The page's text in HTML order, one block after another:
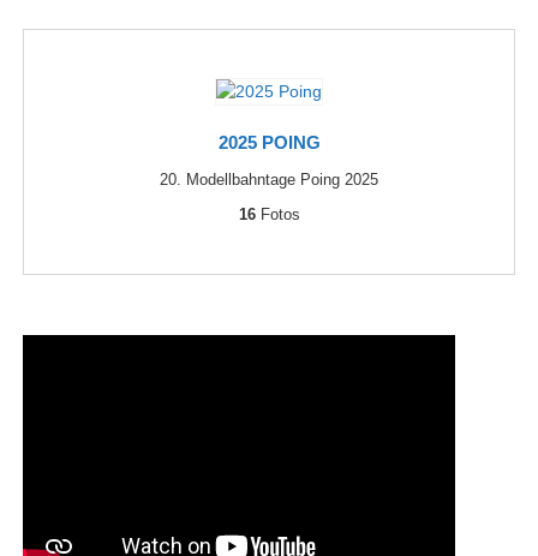
2025 POING
20. Modellbahntage Poing 2025
16Fotos